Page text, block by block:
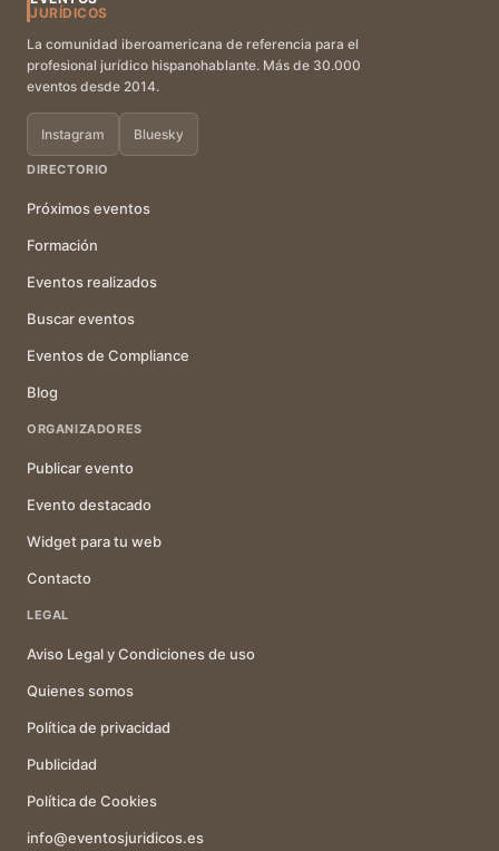
JURÍDICOS
La comunidad iberoamericana de referencia para el
profesional jurídico hispanohablante. Más de 30.000
eventos desde 2014.
Instagram Bluesky
DIRECTORIO
Próximos eventos
Formación
Eventos realizados
Buscar eventos
Eventos de Compliance
Blog
ORGANIZADORES
Publicar evento
Evento destacado
Widget para tu web
Contacto
LEGAL
Aviso Legal y Condiciones de uso
Quienes somos
Política de privacidad
Publicidad
Política de Cookies
info@eventosjuridicos.es